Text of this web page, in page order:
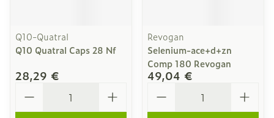
Q10-Quatral
Q10 Quatral Caps 28 Nf
28,29 €
Revogan
Selenium-ace+d+zn
Comp 180 Revogan
49,04 €